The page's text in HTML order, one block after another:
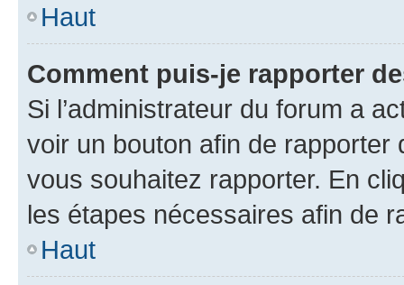
Haut
Comment puis-je rapporter
Si l’administrateur du forum a
voir un bouton afin de
vous souhaitez rapporter. En
les étapes nécessaires afin de
Haut